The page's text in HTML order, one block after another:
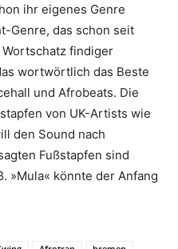
ihr eigenes Genre
Genre, das schon seit
findiger
wortwörtlich das Beste
und Afrobeats. Die
von UK-Artists wie
den Sound nach
Fußstapfen sind
»Mula« könnte der Anfang